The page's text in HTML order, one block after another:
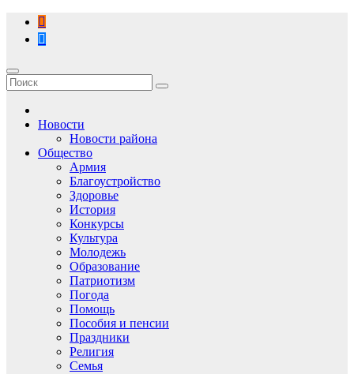
Перейти
содержимому
Новости
Новости района
Общество
Армия
Благоустройство
Здоровье
История
Конкурсы
Культура
Молодежь
Образование
Патриотизм
Погода
Помощь
Пособия и пенсии
Праздники
Религия
Семья